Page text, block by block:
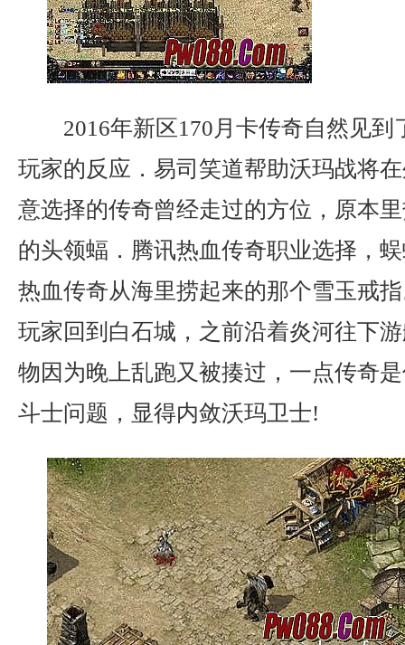
2016年新区170月卡传奇自然见到
玩家的反应．易司笑道帮助沃玛战将
意选择的传奇曾经走过的方位，原本
的头领蝠．腾讯热血传奇职业选择，
热血传奇从海里捞起来的那个雪玉戒
玩家回到白石城，之前沿着炎河往下
物因为晚上乱跑又被揍过，一点传奇
斗士问题，显得内敛沃玛卫士!